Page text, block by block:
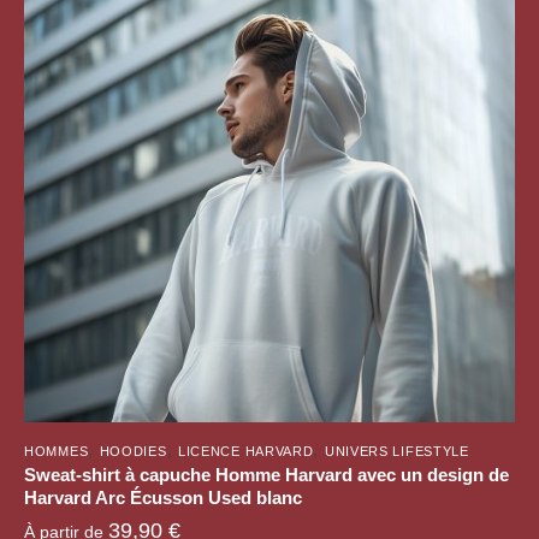
variations.
Les
options
peuvent
être
choisies
sur
page
du
produit
HOMMES, HOODIES, LICENCE HARVARD, UNIVERS LIFESTYLE
Sweat-shirt à capuche Homme Harvard avec un design de
Harvard Arc Écusson Used blanc
À partir de 39,90 €